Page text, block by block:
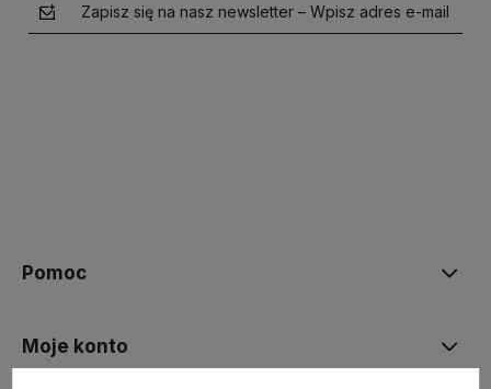
Zapisz się na nasz newsletter – Wpisz adres e-mail
Pomoc
Moje konto